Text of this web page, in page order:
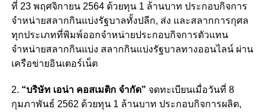
ที่ 23 พฤศจิกายน 2564 ด้วยทุน 1 ล้านบาท ประกอบกิจการ
จำหน่ายสลากกินแบ่งรัฐบาลทั้งปลีก, ส่ง และสลากการกุศล
ทุกประเภทที่พิมพ์ออกจำหน่ายประกอบกิจการตัวแทน
จำหน่ายสลากกินแบ่ง สลากกินแบ่งรัฐบาลทางออนไลน์ ผ่าน
เครือข่ายอินเตอร์เน็ต
2. “บริษัท เอน่า คอสเมติก จำกัด” จดทะเบียนเมื่อวันที่ 8
กุมภาพันธ์ 2562 ด้วยทุน 1 ล้านบาท ประกอบกิจการผลิต,